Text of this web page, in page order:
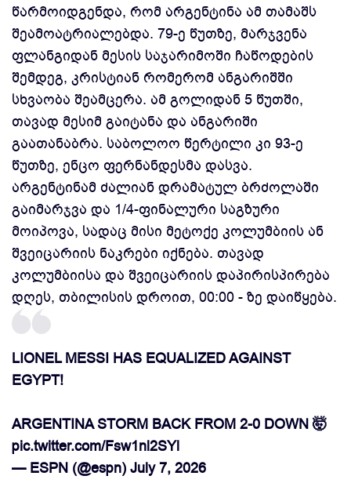
წარმოიდგენდა, რომ არგენტინა ამ თამაშს
შეამოატრიალებდა. 79-ე წუთზე, მარჯვენა
ფლანგიდან მესის საჯარიმოში ჩაწოდების
შემდეგ, კრისტიან რომერომ ანგარიშში
სხვაობა შეამცერა. ამ გოლიდან 5 წუთში,
თავად მესიმ გაიტანა და ანგარიში
გაათანაბრა. საბოლოო წერტილი კი 93-ე
წუთზე, ენცო ფერნანდესმა დასვა.
არგენტინამ ძალიან დრამატულ ბრძოლაში
გაიმარჯვა და 1/4-ფინალური საგზური
მოიპოვა, სადაც მისი მეტოქე კოლუმბიის ან
შვეიცარიის ნაკრები იქნება. თავად
კოლუმბიისა და შვეიცარიის დაპირისპირება
დღეს, თბილისის დროით, 00:00 - ზე დაიწყება.
LIONEL MESSI HAS EQUALIZED AGAINST
EGYPT!
ARGENTINA STORM BACK FROM 2-0 DOWN 🤯
pic.twitter.com/Fsw1nl2SYl
— ESPN (@espn) July 7, 2026